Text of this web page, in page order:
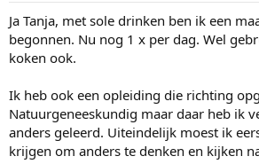
Ja Tanja, met sole drinken ben ik een
begonnen. Nu nog 1 x per dag. Wel
koken ook.
Ik heb ook een opleiding die richting
Natuurgeneeskundig maar daar heb ik
anders geleerd. Uiteindelijk moest ik
krijgen om anders te denken en kijken